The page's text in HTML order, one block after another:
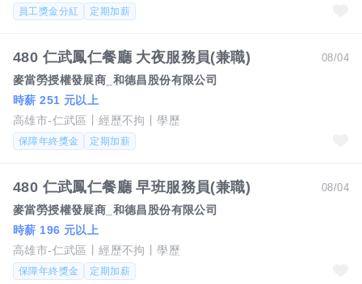
員工獎金分紅 定期加薪
08/04
480 仁武鳳仁餐廳 大夜服務員(兼職)
麥當勞授權發展商_和德昌股份有限公司
時薪 251 元以上
高雄市-仁武區
經歷不拘 學歷
保障年終獎金 定期加薪
08/04
480 仁武鳳仁餐廳 早班服務員(兼職)
麥當勞授權發展商_和德昌股份有限公司
時薪 196 元以上
高雄市-仁武區
經歷不拘 學歷
保障年終獎金 定期加薪